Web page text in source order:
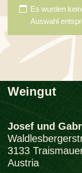
Es wurden
Auswahl
Weingut
Josef und
3133
Austria